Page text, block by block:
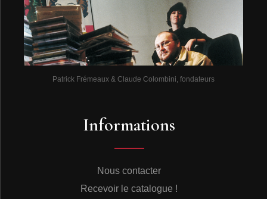
Patrick Frémeaux & Claude Colombini, fondateurs
Informations
Nous contacter
Recevoir le catalogue !